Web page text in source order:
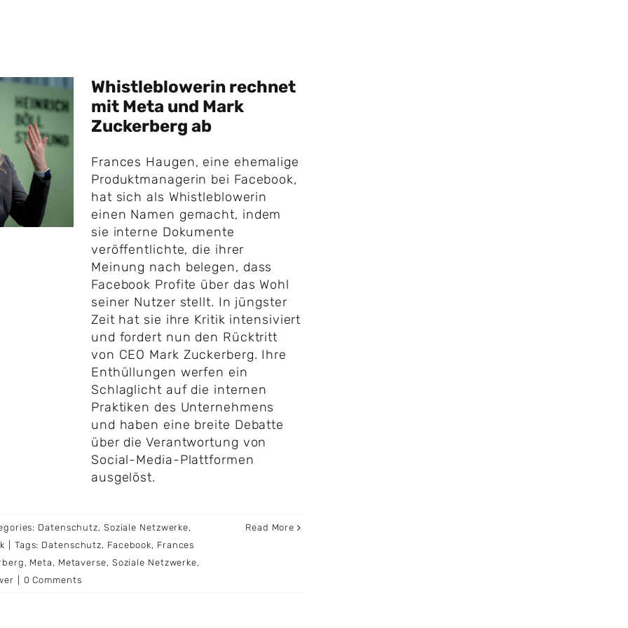
Whistleblowerin rechnet
mit Meta und Mark
Zuckerberg ab
Frances Haugen, eine ehemalige
Produktmanagerin bei Facebook,
hat sich als Whistleblowerin
einen Namen gemacht, indem
sie interne Dokumente
veröffentlichte, die ihrer
Meinung nach belegen, dass
Facebook Profite über das Wohl
seiner Nutzer stellt. In jüngster
Zeit hat sie ihre Kritik intensiviert
und fordert nun den Rücktritt
von CEO Mark Zuckerberg. Ihre
Enthüllungen werfen ein
Schlaglicht auf die internen
Praktiken des Unternehmens
und haben eine breite Debatte
über die Verantwortung von
Social-Media-Plattformen
ausgelöst.
Datenschutz, Soziale Netzwerke,
Tags: Datenschutz, Facebook, Frances
, Meta , Metaverse, Soziale Netzwerke,
0 Comments
Read More